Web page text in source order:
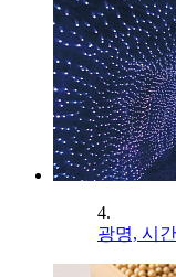
4.
광명, 시